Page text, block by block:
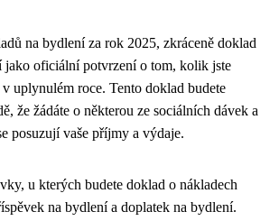
na bydlení za rok 2025, zkráceně doklad
jako oficiální potvrzení o tom, kolik jste
uplynulém roce. Tento doklad budete
že žádáte o některou ze sociálních dávek a
posuzují vaše příjmy a výdaje.
u kterých budete doklad o nákladech
na bydlení a doplatek na bydlení.